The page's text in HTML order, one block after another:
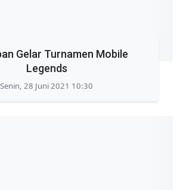
Gelar Turnamen Mobile
Legends
Senin, 28 Juni 2021 10:30